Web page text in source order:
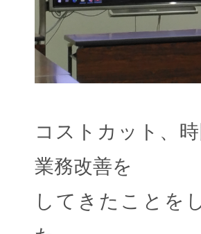
コストカット、
業務改善を
してきたことを